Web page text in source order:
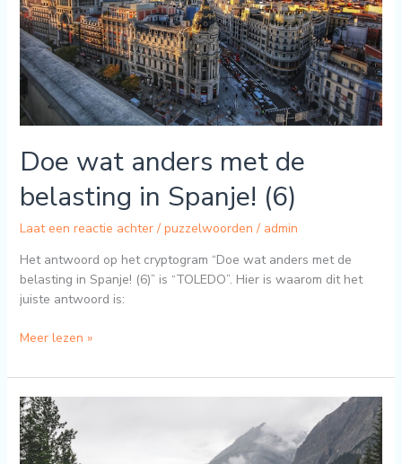
Doe wat anders met de
belasting in Spanje! (6)
Laat een reactie achter / puzzelwoorden / admin
Het antwoord op het cryptogram “Doe wat anders met de
belasting in Spanje! (6)” is “TOLEDO”. Hier is waarom dit het
juiste antwoord is:
in
Spanje!
(6)
Meer lezen »
Dan
is
er